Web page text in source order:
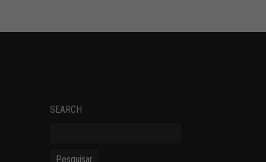
SEARCH